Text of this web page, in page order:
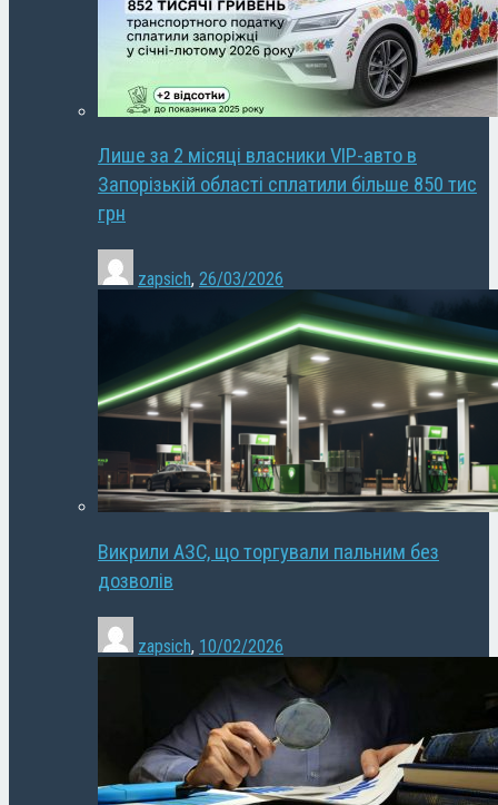
Лише за 2 місяці власники VIP-авто в
Запорізькій області сплатили більше 850 тис
грн
zapsich, 26/03/2026
Викрили АЗС, що торгували пальним без
дозволів
zapsich, 10/02/2026